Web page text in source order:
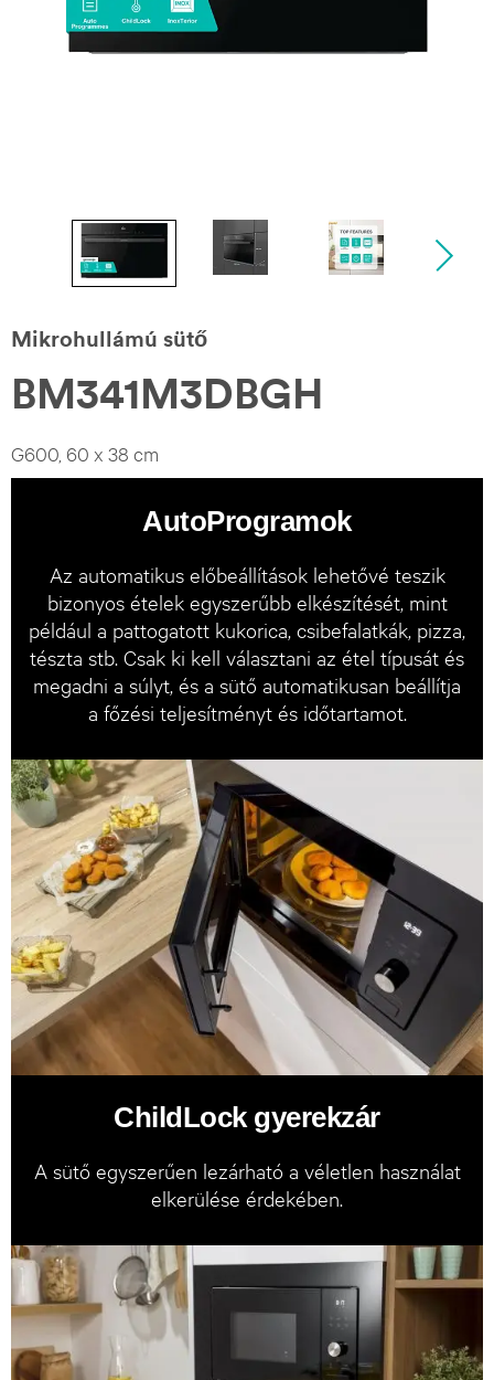
Mikrohullámú sütő
BM341M3DBGH
G600, 60 x 38 cm
AutoProgramok
Az automatikus előbeállítások lehetővé teszik
bizonyos ételek egyszerűbb elkészítését, mint
például a pattogatott kukorica, csibefalatkák, pizza,
tészta stb. Csak ki kell választani az étel típusát és
megadni a súlyt, és a sütő automatikusan beállítja
a főzési teljesítményt és időtartamot.
ChildLock gyerekzár
A sütő egyszerűen lezárható a véletlen használat
elkerülése érdekében.